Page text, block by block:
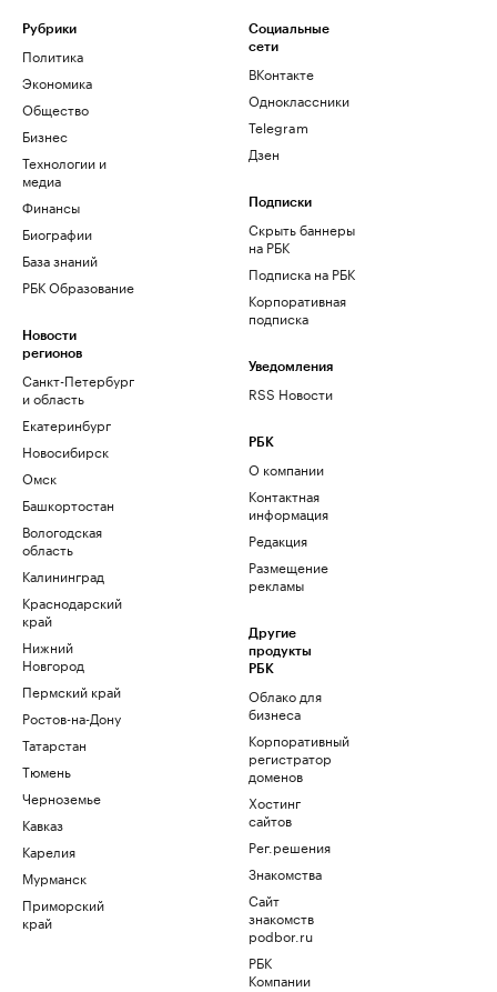
Рубрики
Политика
Экономика
Общество
Бизнес
Технологии и
медиа
Финансы
Биографии
База знаний
РБК Образование
Новости
регионов
Санкт-Петербург
и область
Екатеринбург
Новосибирск
Омск
Башкортостан
Вологодская
область
Калининград
Краснодарский
край
Нижний
Новгород
Пермский край
Ростов-на-Дону
Татарстан
Тюмень
Черноземье
Кавказ
Карелия
Мурманск
Приморский
край
Социальные
сети
ВКонтакте
Одноклассники
Telegram
Дзен
Подписки
Скрыть баннеры
на РБК
Подписка на РБК
Корпоративная
подписка
Уведомления
RSS Новости
РБК
О компании
Контактная
информация
Редакция
Размещение
рекламы
Другие
продукты
РБК
Облако для
бизнеса
Корпоративный
регистратор
доменов
Хостинг
сайтов
Рег.решения
Знакомства
Сайт
знакомств
podbor.ru
РБК
Компании